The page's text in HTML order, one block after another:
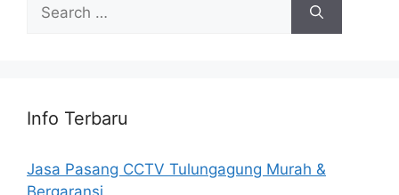
for:
Info Terbaru
Jasa Pasang CCTV Tulungagung Murah &